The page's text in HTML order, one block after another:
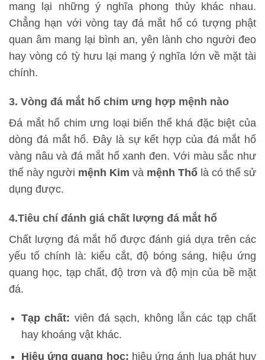
mang lại những ý nghĩa phong thủy khác nhau.
Chẳng hạn với vòng tay đá mắt hổ có tượng phật
quan âm mang lại bình an, yên lành cho người đeo
hay vòng có tỳ hưu lại mang ý nghĩa lớn về mặt tài
chính.
3. Vòng đá mắt hổ chim ưng hợp mệnh nào
Đá mắt hổ chim ưng loại biến thể khá đặc biệt của
dòng đá mắt hổ. Đây là sự kết hợp của đá mắt hổ
vàng nâu và đá mắt hổ xanh đen. Với màu sắc như
thế này người mệnh Kim và mệnh Thổ là có thể sử
dụng được.
4.Tiêu chí đánh giá chất lượng đá mắt hổ
Chất lượng đá mắt hổ được đánh giá dựa trên các
yếu tố chính là: kiểu cắt, độ bóng sáng, hiệu ứng
quang học, tạp chất, độ trơn và độ mịn của bề mặt
đá.
Tạp chất: viên đá sạch, không lẫn các tạp chất
hay khoáng vật khác.
Hiệu ứng quang học: hiệu ứng ánh lụa phát huy